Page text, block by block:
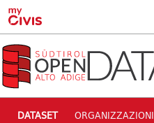
Skip to main content
DATASET ORGANIZZAZIONI